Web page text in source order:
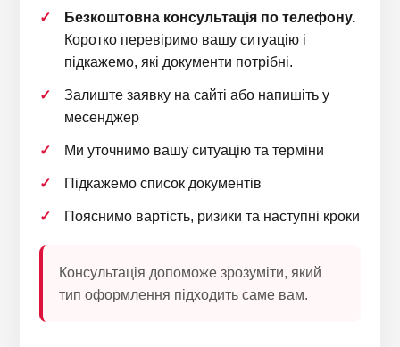
Безкоштовна консультація по телефону.
Коротко перевіримо вашу ситуацію і
підкажемо, які документи потрібні.
Залиште заявку на сайті або напишіть у
месенджер
Ми уточнимо вашу ситуацію та терміни
Підкажемо список документів
Пояснимо вартість, ризики та наступні кроки
Консультація допоможе зрозуміти, який
тип оформлення підходить саме вам.